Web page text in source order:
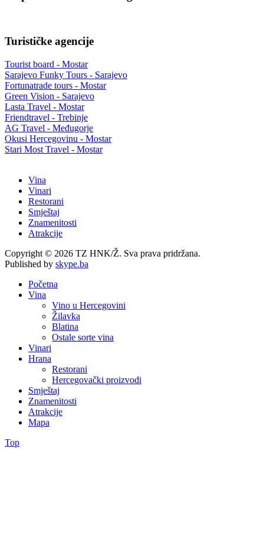
Turističke agencije
Tourist board - Mostar
Sarajevo Funky Tours - Sarajevo
Fortunatrade tours - Mostar
Green Vision - Sarajevo
Lasta Travel - Mostar
Friendtravel - Trebinje
AG Travel - Međugorje
Okusi Hercegovinu - Mostar
Stari Most Travel - Mostar
Vina
Vinari
Restorani
Smještaj
Znamenitosti
Atrakcije
Copyright © 2026 TZ HNK/Ž. Sva prava pridržana.
Published by skype.ba
Početna
Vina
Vino u Hercegovini
Žilavka
Blatina
Ostale sorte vina
Vinari
Hrana
Restorani
Hercegovački proizvodi
Smještaj
Znamenitosti
Atrakcije
Mapa
Top